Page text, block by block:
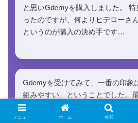
と思いGdemyを購入しました。
ったのですが、何よりヒデローさ
というのが購入の決め手です…
Gdemyを受けてみて、一番の印象
組みやすい」ということでした。
GPTsを実際に作ってみる流れがあ
う…と感じていた気持ちが一気に
メニュー ホーム 検索